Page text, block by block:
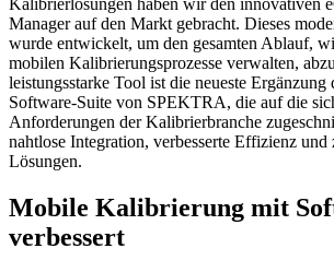
Manager auf den Markt gebracht. Dieses
wurde entwickelt, um den gesamten Ablauf,
mobilen Kalibrierungsprozesse verwalten,
leistungsstarke Tool ist die neueste
Software-Suite von SPEKTRA, die auf die
Anforderungen der Kalibrierbranche
nahtlose Integration, verbesserte Effizienz und
Lösungen.
Mobile Kalibrierung mit
verbessert